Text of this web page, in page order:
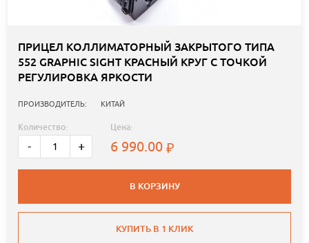
ПРИЦЕЛ КОЛЛИМАТОРНЫЙ ЗАКРЫТОГО ТИПА
552 GRAPHIC SIGHT КРАСНЫЙ КРУГ С ТОЧКОЙ
РЕГУЛИРОВКА ЯРКОСТИ
ПРОИЗВОДИТЕЛЬ: КИТАЙ
Количество:
- +
Цена:
6 990.00
В КОРЗИНУ
КУПИТЬ В 1 КЛИК